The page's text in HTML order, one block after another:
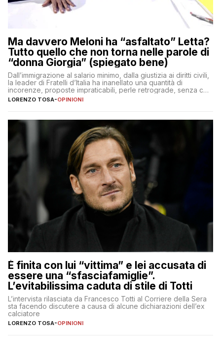
Ma davvero Meloni ha “asfaltato” Letta?
Tutto quello che non torna nelle parole di
“donna Giorgia” (spiegato bene)
Dall’immigrazione al salario minimo, dalla giustizia ai diritti civili,
la leader di Fratelli d’Italia ha inanellato una quantità di
incorenze, proposte impraticabili, perle retrograde, senza che
nessuno – a destra come a sinistra – glielo abbia fatto notare
LORENZO TOSA-OPINIONI
È finita con lui “vittima” e lei accusata di
essere una “sfasciafamiglie”.
L’evitabilissima caduta di stile di Totti
L’intervista rilasciata da Francesco Totti al Corriere della Sera
sta facendo discutere a causa di alcune dichiarazioni dell’ex
calciatore
LORENZO TOSA-OPINIONI